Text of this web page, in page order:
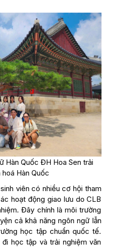
Hàn Quốc ĐH Hoa Sen trải
Hàn Quốc
viên có nhiều cơ hội tham
hoạt động giao lưu do CLB
Đây chính là môi trường
cả khả năng ngôn ngữ lẫn
học tập chuẩn quốc tế.
học tập và trải nghiệm văn